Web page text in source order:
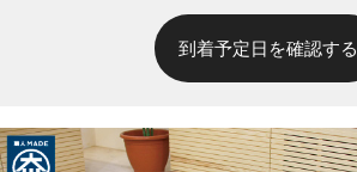
到着予定日を確認する